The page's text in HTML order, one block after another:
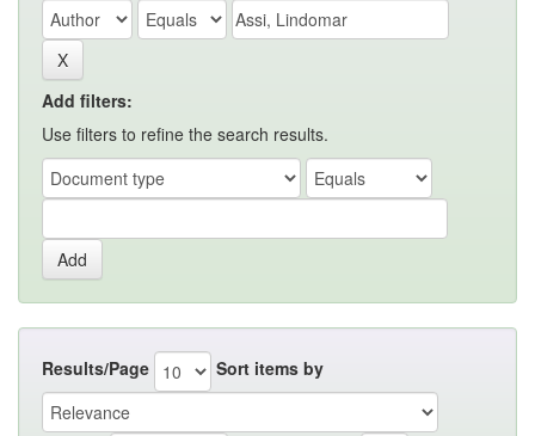
Add filters:
Use filters to refine the search results.
Results/Page Sort items by